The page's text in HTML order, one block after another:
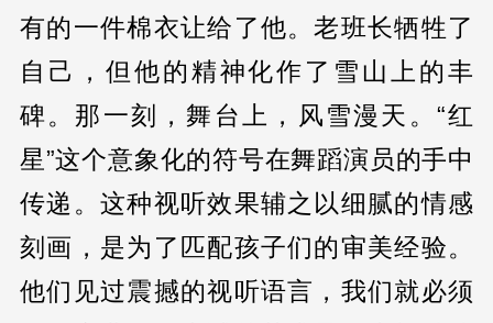
有的一件棉衣让给了他。老班长牺牲了
自己，但他的精神化作了雪山上的丰
碑。那一刻，舞台上，风雪漫天。“红
星”这个意象化的符号在舞蹈演员的手中
传递。这种视听效果辅之以细腻的情感
刻画，是为了匹配孩子们的审美经验。
他们见过震撼的视听语言，我们就必须